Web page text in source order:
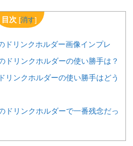
目次 [消す]
ドリンクホルダー画像インプレ
ドリンクホルダーの使い勝手は？
リンクホルダーの使い勝手はどう
ドリンクホルダーで一番残念だっ